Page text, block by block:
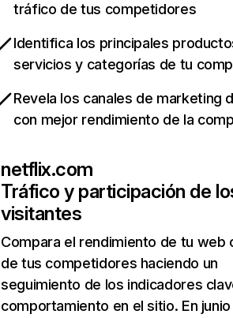
tráfico de tus competidores
Identifica los principales
servicios y categorías de tu
Revela los canales de marketing
con mejor rendimiento de la
netflix.com
Tráfico y participación de
visitantes
Compara el rendimiento de tu web
de tus competidores haciendo un
seguimiento de los indicadores
comportamiento en el sitio. En junio